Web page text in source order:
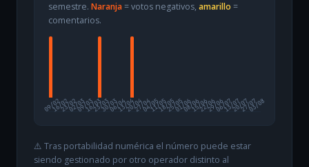
semestre. Naranja= votos negativos, amarillo =
comentarios.
09/02
16/0223/0202/0309/0316/0323/0330/0306/0413/0420/0427/0404/0511/0518/0525/0501/0608/0615/0622/0629/0606/0713/0720/0727/07
03/08
⚠️ Tras portabilidad numérica el número puede estar
siendo gestionado por otro operador distinto al